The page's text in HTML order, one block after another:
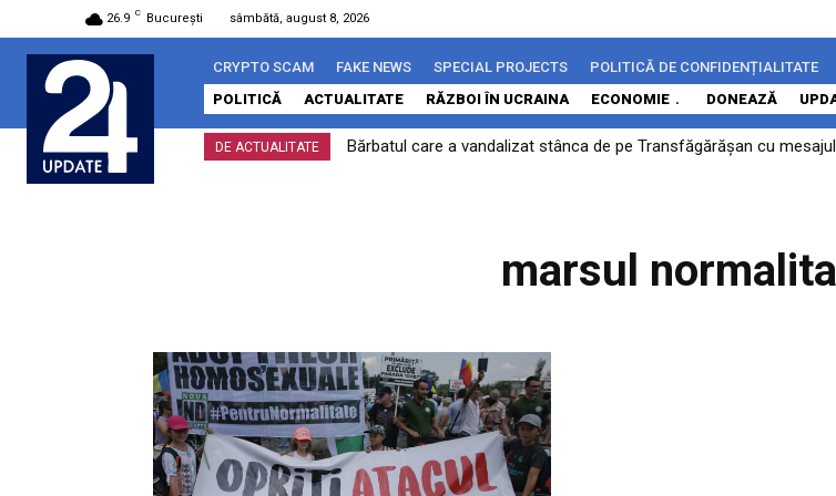
26.9 C București sâmbătă, august 8, 2026
CRYPTO SCAM FAKE NEWS SPECIAL PROJECTS
POLITICĂ DE CONFIDENȚIALITATE
POLITICĂ
ACTUALITATE RĂZBOI ÎN UCRAINA ECONOMIE DONEAZĂ
DE ACTUALITATE Bărbatul care a vandalizat stânca de pe Transfăgărășan cu
marsul